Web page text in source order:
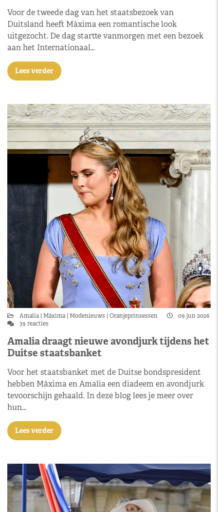
Voor de tweede dag van het staatsbezoek van
Duitsland heeft Máxima een romantische look
uitgezocht. De dag startte vanmorgen met een bezoek
aan het Internationaal…
Lees verder
Amalia Máxima Modenieuws Oranjeprinsessen
09 jun 2026
39 reacties
Amalia draagt nieuwe avondjurk tijdens het
Duitse staatsbanket
Voor het staatsbanket met de Duitse bondspresident
hebben Máxima en Amalia een diadeem en avondjurk
tevoorschijn gehaald. In deze blog lees je meer over
hun…
Lees verder